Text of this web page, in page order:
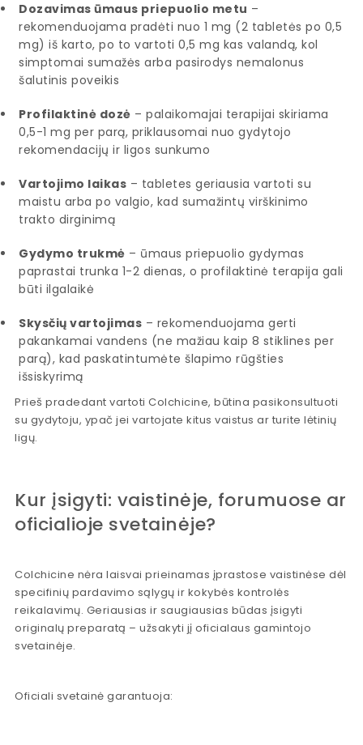
Dozavimas ūmaus priepuolio metu –
rekomenduojama pradėti nuo 1 mg (2 tabletės po 0,5
mg) iš karto, po to vartoti 0,5 mg kas valandą, kol
simptomai sumažės arba pasirodys nemalonus
šalutinis poveikis
Profilaktinė dozė – palaikomajai terapijai skiriama
0,5-1 mg per parą, priklausomai nuo gydytojo
rekomendacijų ir ligos sunkumo
Vartojimo laikas – tabletes geriausia vartoti su
maistu arba po valgio, kad sumažintų virškinimo
trakto dirginimą
Gydymo trukmė – ūmaus priepuolio gydymas
paprastai trunka 1-2 dienas, o profilaktinė terapija gali
būti ilgalaikė
Skysčių vartojimas – rekomenduojama gerti
pakankamai vandens (ne mažiau kaip 8 stiklines per
parą), kad paskatintumėte šlapimo rūgšties
išsiskyrimą
Prieš pradedant vartoti Colchicine, būtina pasikonsultuoti
su gydytoju, ypač jei vartojate kitus vaistus ar turite lėtinių
ligų.
Kur įsigyti: vaistinėje, forumuose ar
oficialioje svetainėje?
Colchicine nėra laisvai prieinamas įprastose vaistinėse dėl
specifinių pardavimo sąlygų ir kokybės kontrolės
reikalavimų. Geriausias ir saugiausias būdas įsigyti
originalų preparatą – užsakyti jį oficialaus gamintojo
svetainėje.
Oficiali svetainė garantuoja: